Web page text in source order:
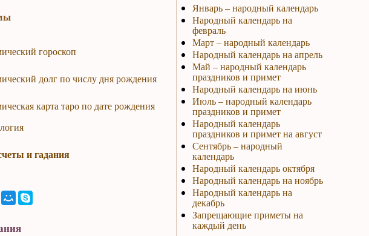
гороскоп
долг по числу дня рождения
карта таро по дате рождения
и гадания
Январь – народный календарь
Народный календарь на
февраль
Март – народный календарь
Народный календарь на апрель
Май – народный календарь
праздников и примет
Народный календарь на июнь
Июль – народный календарь
праздников и примет
Народный календарь
праздников и примет на август
Сентябрь – народный
календарь
Народный календарь октября
Народный календарь на ноябрь
Народный календарь на
декабрь
Запрещающие приметы на
каждый день